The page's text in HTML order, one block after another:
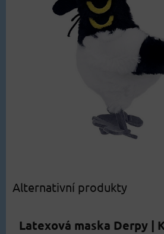
Alternativní produkty
Latexová maska Derpy |